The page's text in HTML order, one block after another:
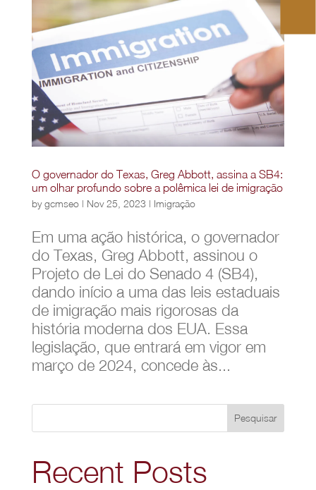
O governador do Texas, Greg Abbott, assina a SB4:
um olhar profundo sobre a polêmica lei de imigração
bygcmseo| Nov 25, 2023 | Imigração
Em uma ação histórica, o governador
do Texas, Greg Abbott, assinou o
Projeto de Lei do Senado 4 (SB4),
dando início a uma das leis estaduais
de imigração mais rigorosas da
história moderna dos EUA. Essa
legislação, que entrará em vigor em
março de 2024, concede às...
Pesquisar
Recent Posts